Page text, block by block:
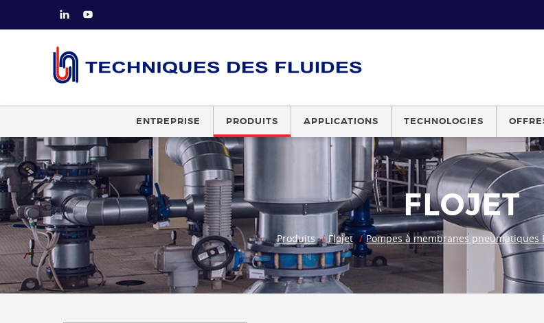
ENTREPRISE PRODUITS APPLICATIONS TECHNOLOGIES
FLOJET
Produits Flojet Pompes à membranes pneumatiques